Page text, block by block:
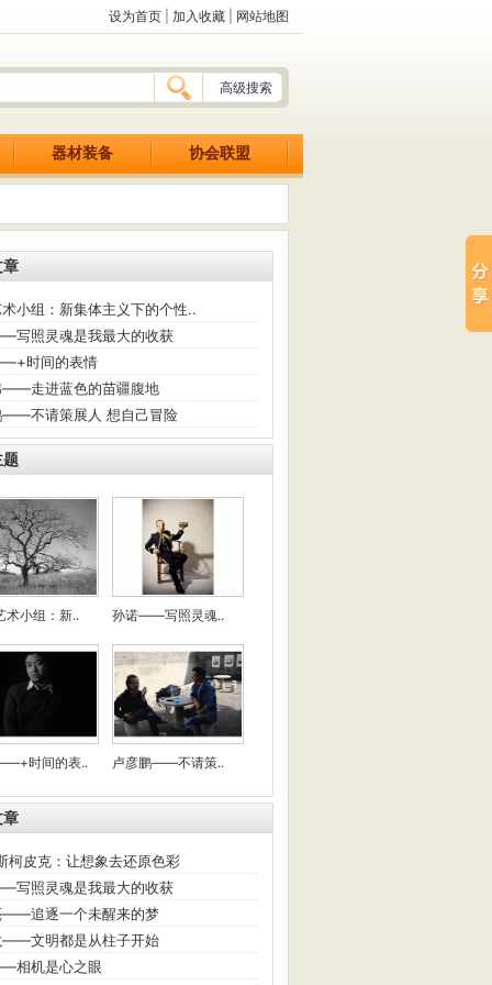
设为首页 加入收藏 网站地图
高级搜索
器材装备 协会联盟
章
小组：新集体主义下的个性..
写照灵魂是我最大的收获
时间的表情
——走进蓝色的苗疆腹地
——不请策展人 想自己冒险
题
术小组：新.. 孙诺——写照灵魂..
时间的表.. 卢彦鹏——不请策..
章
柯皮克：让想象去还原色彩
写照灵魂是我最大的收获
——追逐一个未醒来的梦
——文明都是从柱子开始
相机是心之眼